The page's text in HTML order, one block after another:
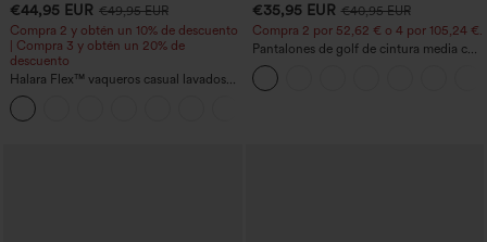
€44,95 EUR €49,95 EUR
Compra 2 y obtén un 10% de descuento
| Compra 3 y obtén un 20% de
descuento
Halara Flex™ vaqueros casual lavados
asimétricos de tiro bajo con bolsillos
con cremallera, corte baggy y pierna
ancha
€35,95 EUR €40,95 EUR
Compra 2 por 52,62 € o 4 por 105,24 €.
Pantalones de golf de cintura media con
cordón, dobladillo curvo, secado rápido,
de corte cónico y con bolsillos - UPF40+